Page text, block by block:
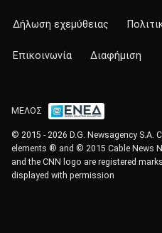
Δήλωση εχεμύθειας
Επικοινωνία Διαφήμιση
ΜΕΛΟΣ
© 2015 - 2026 D.G. Newsagency S.A.
elements ® and © 2015 Cable News
and the CNN logo are registered
displayed with permission